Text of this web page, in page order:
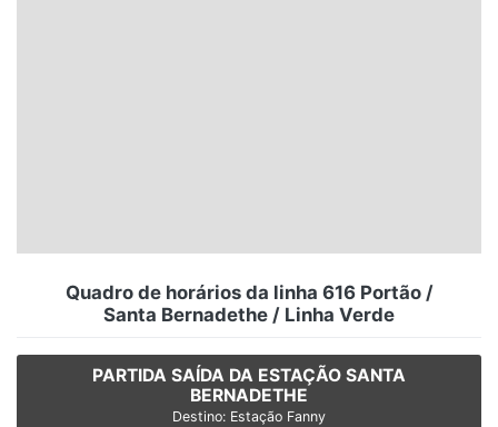
Quadro de horários da linha 616 Portão /
Santa Bernadethe / Linha Verde
PARTIDA SAÍDA DA ESTAÇÃO SANTA
BERNADETHE
Destino: Estação Fanny